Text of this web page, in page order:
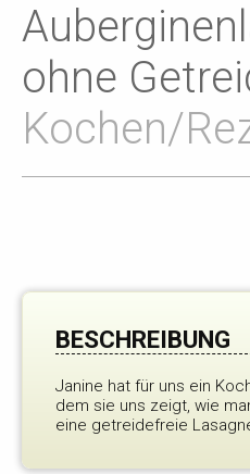
ohne
Kochen/
BESCHREIBUNG
Janine hat für uns ein
dem sie uns zeigt, wie
eine getreidefreie